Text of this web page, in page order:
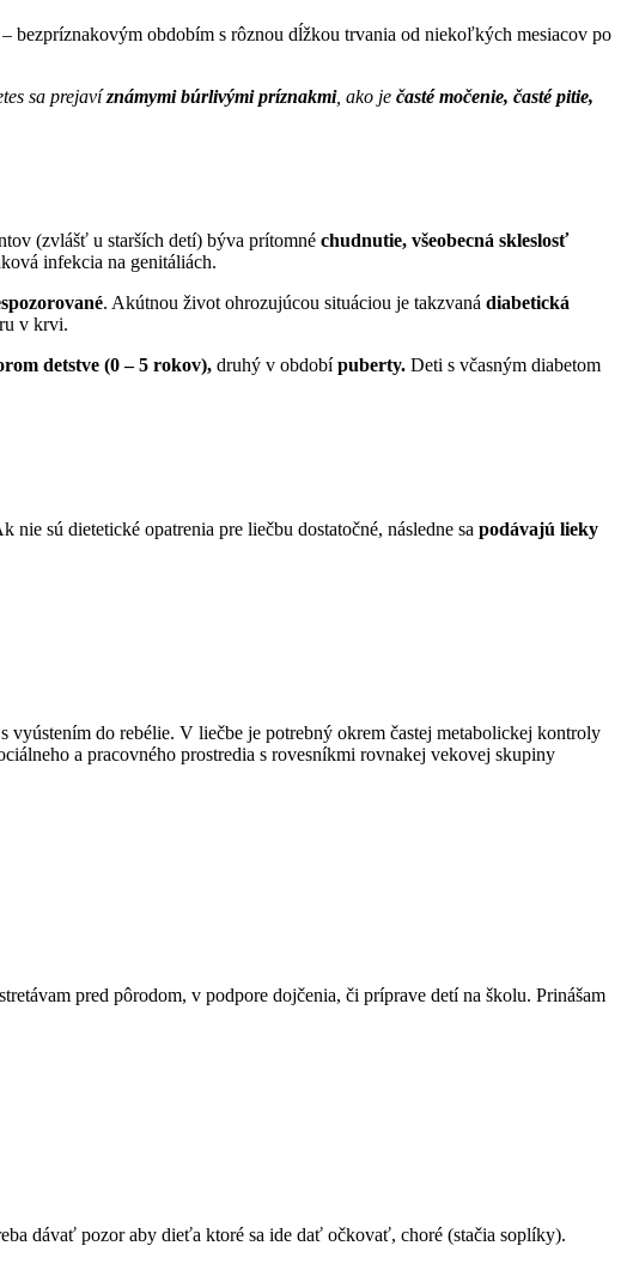
bezpríznakovým obdobím s rôznou dĺžkou trvania od niekoľkých mesiacov po
sa prejavíznámymi búrlivými príznakmi, ako je časté močenie, časté pitie,
(zvlášť u starších detí) býva prítomné chudnutie, všeobecná skleslosť
infekcia na genitáliách.
. Akútnou život ohrozujúcou situáciou je takzvaná diabetická
v krvi.
detstve (0 – 5 rokov), druhý v obdobípuberty. Deti s včasným diabetom
nie sú dietetické opatrenia pre liečbu dostatočné, následne sa podávajú lieky
do rebélie. V liečbe je potrebný okrem častej metabolickej kontroly
a pracovného prostredia s rovesníkmi rovnakej vekovej skupiny
pred pôrodom, v podpore dojčenia, či príprave detí na školu. Prinášam
dávať pozor aby dieťa ktoré sa ide dať očkovať, choré (stačia soplíky).